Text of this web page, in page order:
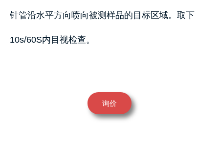
针管沿水平方向喷向被测样品的目标区域。取下
10s/60S内目视检查。
询价